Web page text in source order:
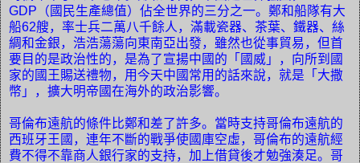
GDP （國民生產總值）佔全世界的三分之一。鄭和船隊有大
船62艘，率士兵二萬八千餘人，滿載瓷器、茶葉、鐵器、絲
綢和金銀，浩浩蕩蕩向東南亞出發，雖然也從事貿易，但首
要目的是政治性的，是為了宣揚中國的「國威」，向所到國
家的國王賜送禮物，用今天中國常用的話來說，就是「大撒
幣」，擴大明帝國在海外的政治影響。
哥倫布遠航的條件比鄭和差了許多。當時支持哥倫布遠航的
西班牙王國，連年不斷的戰爭使國庫空虛，哥倫布的遠航經
費不得不靠商人銀行家的支持，加上借貸後才勉強湊足。哥